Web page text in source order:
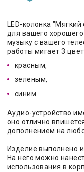
LED-колонка
для вашего
музыку с вашего
работы мигает 3
красным,
зеленым,
синим.
Аудио-устройство
оно отлично
дополнением на
Изделие выполнено
На него можно
использования в